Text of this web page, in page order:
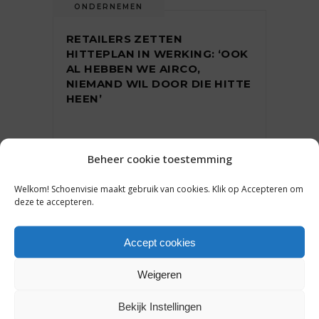
Beheer cookie toestemming
Welkom! Schoenvisie maakt gebruik van cookies. Klik op Accepteren om
deze te accepteren.
Accept cookies
Weigeren
Bekijk Instellingen
ONDERNEMEN
RETAILERS ZETTEN
HITTEPLAN IN WERKING: ‘OOK
AL HEBBEN WE AIRCO,
NIEMAND WIL DOOR DIE HITTE
HEEN’
25 juli 2019
ONDERNEMEN
SHOPPING TOMORROW: WAT
RETAILERS BIEDEN? * [DEEL 2]